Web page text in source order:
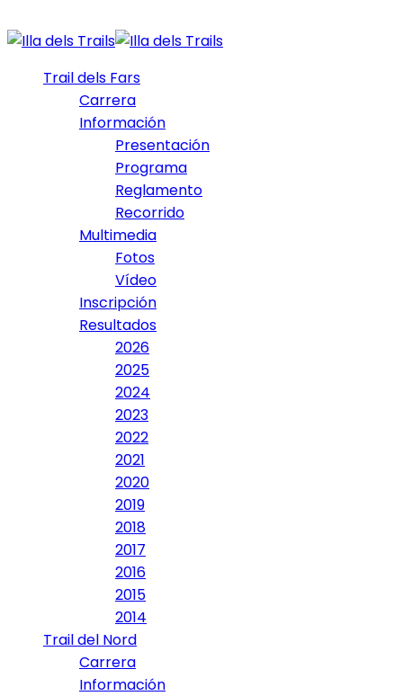
Trail dels Fars
Carrera
Información
Presentación
Programa
Reglamento
Recorrido
Multimedia
Fotos
Vídeo
Inscripción
Resultados
2026
2025
2024
2023
2022
2021
2020
2019
2018
2017
2016
2015
2014
Trail del Nord
Carrera
Información